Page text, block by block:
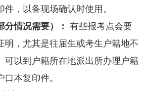
，以备现场确认时使用。
分情况需要）： 有些报考点会要
明，尤其是往届生或考生户籍地不
可以到户籍所在地派出所办理户籍
本复印件。